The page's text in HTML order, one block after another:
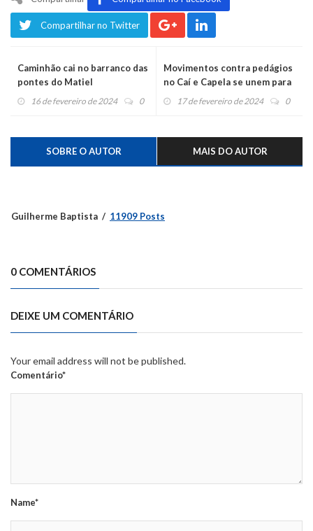
Compartilhar no Twitter
Caminhão cai no barranco das
pontes do Matiel
16 de fevereiro de 2024 0
Movimentos contra pedágios
no Caí e Capela se unem para
pedir isenção e redução nas
17 de fevereiro de 2024 0
SOBRE O AUTOR MAIS DO AUTOR
Guilherme Baptista 11909 Posts
0 COMENTÁRIOS
DEIXE UM COMENTÁRIO
Your email address will not be published.
Comentário*
Name*